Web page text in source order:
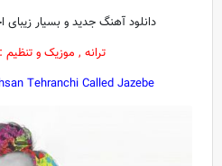
دانلود آهنگ جدید و بسیار زیبای
ترانه , موزیک و
Tehranchi Called Jazebe